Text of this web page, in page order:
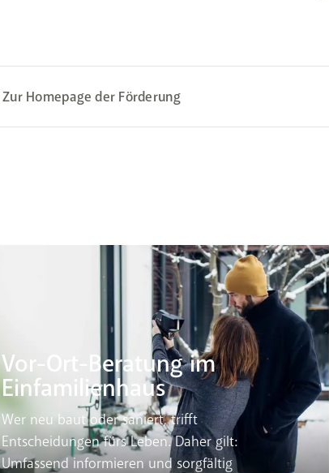
Zur Homepage der Förderung
Vor-Ort-Beratung im
Einfamilienhaus
Wer neu baut oder saniert, trifft
Entscheidungen fürs Leben. Daher gilt:
Umfassend informieren und sorgfältig